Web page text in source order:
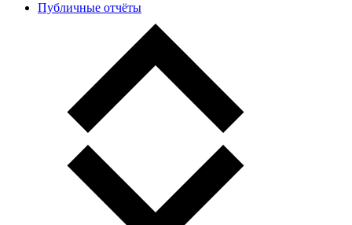
Публичные отчёты